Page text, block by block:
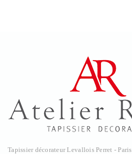
Tapissier décorateur Levallois Perret - Paris